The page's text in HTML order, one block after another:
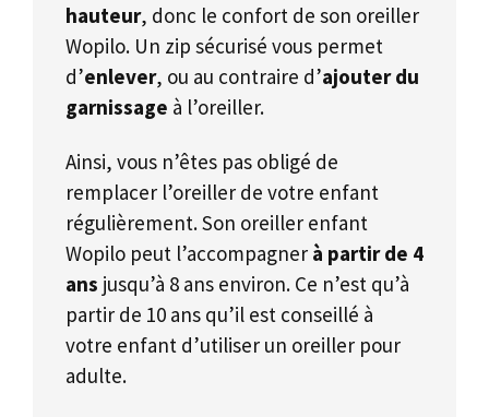
hauteur, donc le confort de son oreiller
Wopilo. Un zip sécurisé vous permet
d’enlever, ou au contraire d’ajouter du
garnissage à l’oreiller.
Ainsi, vous n’êtes pas obligé de
remplacer l’oreiller de votre enfant
régulièrement. Son oreiller enfant
Wopilo peut l’accompagner à partir de 4
ans jusqu’à 8 ans environ. Ce n’est qu’à
partir de 10 ans qu’il est conseillé à
votre enfant d’utiliser un oreiller pour
adulte.